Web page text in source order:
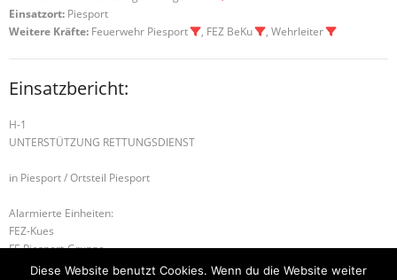
Einsatzort: Piesport
Weitere Kräfte: Feuerwehr Piesport , FEZ BeKu , Wehrleiter
Einsatzbericht:
H-1
UNTERSTÜTZUNG RETTUNGSDIENST
in Piesport / Ortsteil Piesport
Alarmierte Einheiten:
FEZ-Kues
FF-Piesport-Gruppe
BeKu WL
Diese Website benutzt Cookies. Wenn du die Website weiter